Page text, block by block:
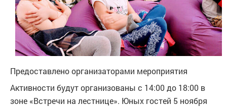
Предоставлено организаторами мероприятия
Активности будут организованы с 14:00 до 18:00 в
зоне «Встречи на лестнице». Юных гостей 5 ноября